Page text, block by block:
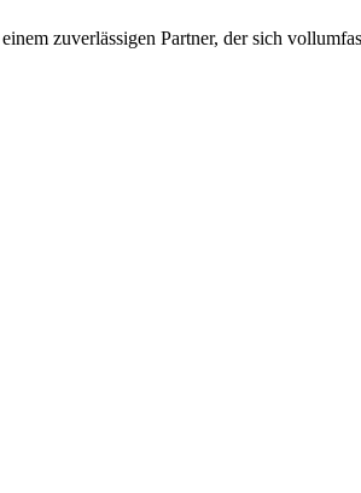
zuverlässigen Partner, der sich